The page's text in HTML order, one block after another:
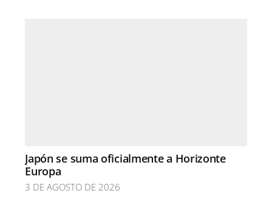
Japón se suma oficialmente a Horizonte
Europa
3 DE AGOSTO DE 2026